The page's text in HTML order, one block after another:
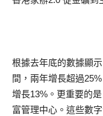
根據去年底的數據顯
間，兩年增長超過
增長13%。更重要的
富管理中心。這些數